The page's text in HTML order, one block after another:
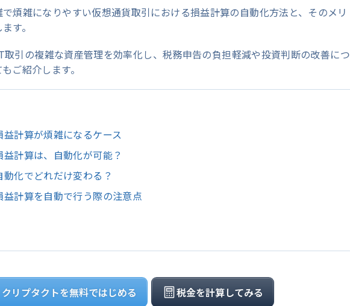
煩雑になりやすい仮想通貨取引における損益計算の自動化方法と、そのメリ
す。
引の複雑な資産管理を効率化し、税務申告の負担軽減や投資判断の改善につ
ご紹介します。
益計算が煩雑になるケース
計算は、自動化が可能？
化でどれだけ変わる？
益計算を自動で行う際の注意点
クリプタクトを無料ではじめる 税金を計算してみる